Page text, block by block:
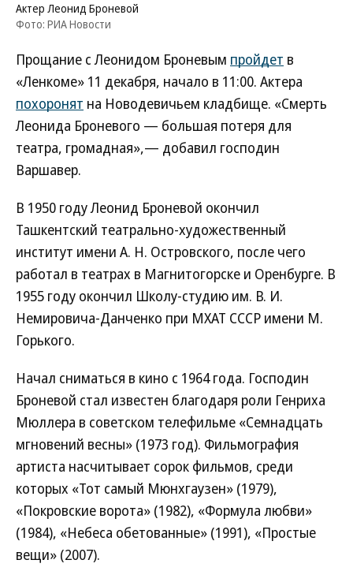
Актер Леонид Броневой
Фото: РИА Новости
Прощание с Леонидом Броневым пройдет в
«Ленкоме» 11 декабря, начало в 11:00. Актера
похоронят на Новодевичьем кладбище. «Смерть
Леонида Броневого — большая потеря для
театра, громадная»,— добавил господин
Варшавер.
В 1950 году Леонид Броневой окончил
Ташкентский театрально-художественный
институт имени А. Н. Островского, после чего
работал в театрах в Магнитогорске и Оренбурге. В
1955 году окончил Школу-студию им. В. И.
Немировича-Данченко при МХАТ СССР имени М.
Горького.
Начал сниматься в кино с 1964 года. Господин
Броневой стал известен благодаря роли Генриха
Мюллера в советском телефильме «Семнадцать
мгновений весны» (1973 год). Фильмография
артиста насчитывает сорок фильмов, среди
которых «Тот самый Мюнхгаузен» (1979),
«Покровские ворота» (1982), «Формула любви»
(1984), «Небеса обетованные» (1991), «Простые
вещи» (2007).